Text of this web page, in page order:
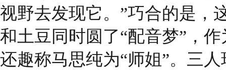
视野去发现它。”巧合的是，
和土豆同时圆了“配音梦”，
还趣称马思纯为“师姐”。三